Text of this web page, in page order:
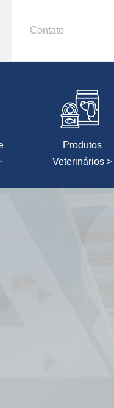
Contato
Produtos
Veterinários >